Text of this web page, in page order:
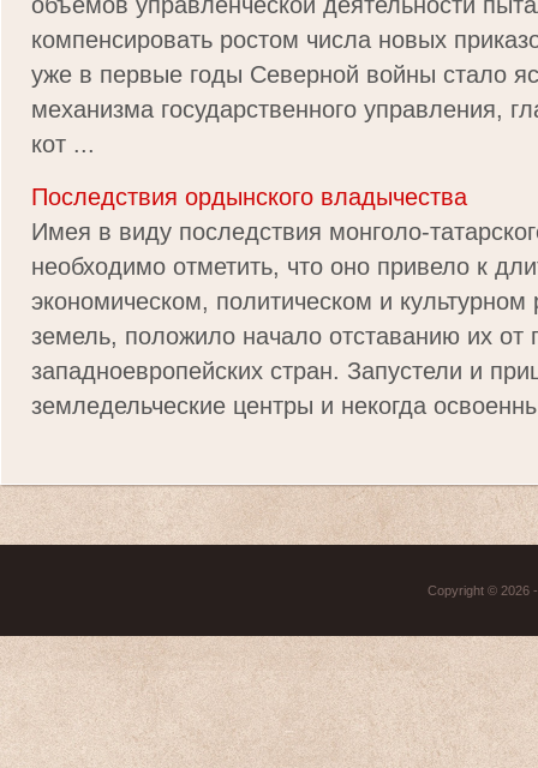
компенсировать ростом числа новых
уже в первые годы Северной войны стало
механизма государственного управления,
кот ...
Последствия ордынского владычества
Имея в виду последствия монголо-
необходимо отметить, что оно привело к
экономическом, политическом и культурном
земель, положило начало отставанию их от
западноевропейских стран. Запустели и
земледельческие центры и некогда
Copyright © 2026